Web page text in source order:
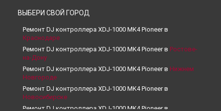
ВЫБЕРИ СВОЙ ГОРОД
Ремонт DJ контроллера XDJ-1000 MK4 Pioneer в
Краснодаре
Ремонт DJ контроллера XDJ-1000 MK4 Pioneer в Ростове-
на-Дону
Ремонт DJ контроллера XDJ-1000 MK4 Pioneer в Нижнем
Новгороде
Ремонт DJ контроллера XDJ-1000 MK4 Pioneer в
Новосибирске
Ремонт DJ контроллера XDJ-1000 MK4 Pioneer в